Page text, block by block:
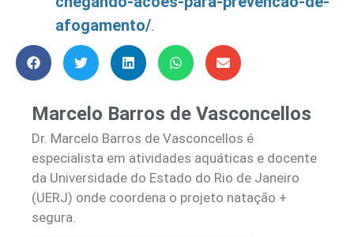
afogamento/.
Marcelo Barros de Vasconcellos
Dr. Marcelo Barros de Vasconcellos é
especialista em atividades aquáticas e docente
da Universidade do Estado do Rio de Janeiro
(UERJ) onde coordena o projeto natação +
segura.